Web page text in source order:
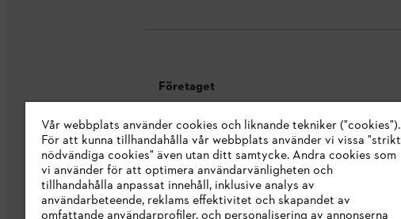
Företaget
Om oss
STIHL Integrity Line
STIHL varumärkesbutik
Tillgänglighetsredogörelse
Vår webbplats använder cookies och liknande tekniker ("cookies").
För att kunna tillhandahålla vår webbplats använder vi vissa "strikt
nödvändiga cookies" även utan ditt samtycke. Andra cookies som
vi använder för att optimera användarvänligheten och
tillhandahålla anpassat innehåll, inklusive analys av
användarbeteende, reklams effektivitet och skapandet av